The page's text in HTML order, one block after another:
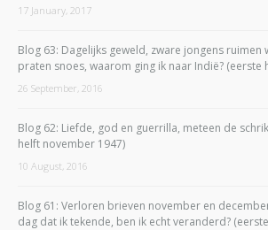
17 January, 2017
Blog 63: Dagelijks geweld, zware jongens ruimen
praten snoes, waarom ging ik naar Indië? (eerste
26 September, 2016
Blog 62: Liefde, god en guerrilla, meteen de
helft november 1947)
10 August, 2016
Blog 61: Verloren brieven november en
dag dat ik tekende, ben ik echt veranderd?